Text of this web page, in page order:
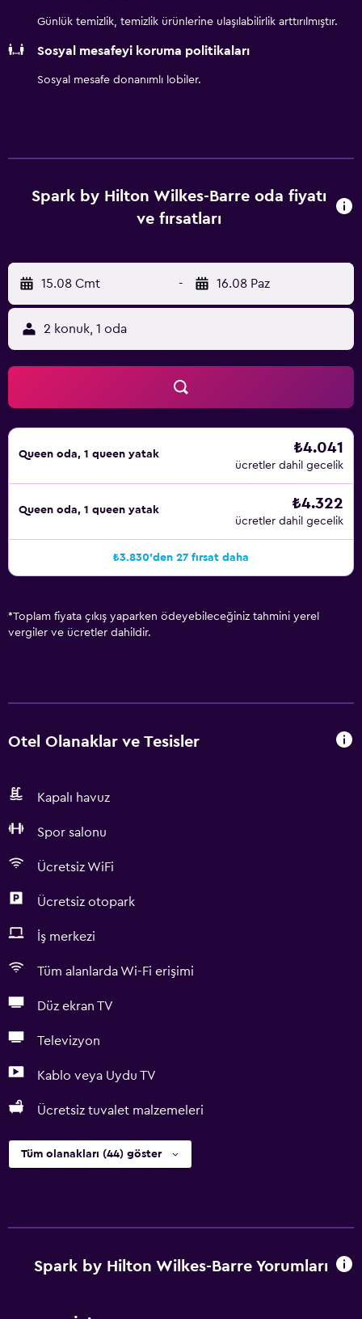
Günlük temizlik, temizlik ürünlerine ulaşılabilirlik arttırılmıştır.
Sosyal mesafeyi koruma politikaları
Sosyal mesafe donanımlı lobiler.
Spark by Hilton Wilkes-Barre oda fiyatı
ve fırsatları
15.08 Cmt - 16.08 Paz
2 konuk, 1 oda
Queen oda, 1 queen yatak ₺4.041
ücretler dahil gecelik
Queen oda, 1 queen yatak ₺4.322
ücretler dahil gecelik
₺3.830'den 27 fırsat daha
*Toplam fiyata çıkış yaparken ödeyebileceğiniz tahmini yerel
vergiler ve ücretler dahildir.
Otel Olanaklar ve Tesisler
Kapalı havuz
Spor salonu
Ücretsiz WiFi
Ücretsiz otopark
İş merkezi
Tüm alanlarda Wi-Fi erişimi
Düz ekran TV
Televizyon
Kablo veya Uydu TV
Ücretsiz tuvalet malzemeleri
Tüm olanakları (44) göster
Spark by Hilton Wilkes-Barre Yorumları